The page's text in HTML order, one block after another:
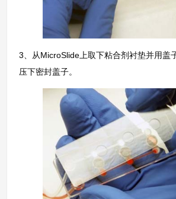
3、从MicroSlide上取下粘合剂衬垫并用盖
压下密封盖子。